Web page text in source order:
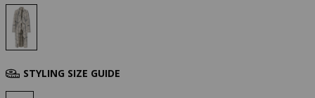
STYLING SIZE GUIDE